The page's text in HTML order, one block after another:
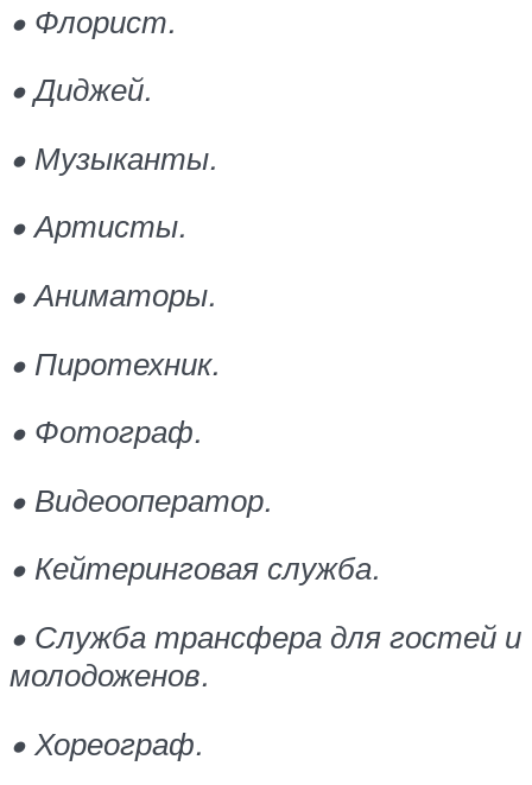
• Флорист.
• Диджей.
• Музыканты.
• Артисты.
• Аниматоры.
• Пиротехник.
• Фотограф.
• Видеооператор.
• Кейтеринговая служба.
• Служба трансфера для гостей и
молодоженов.
• Хореограф.